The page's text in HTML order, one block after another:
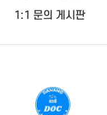
1:1 문의 게시판